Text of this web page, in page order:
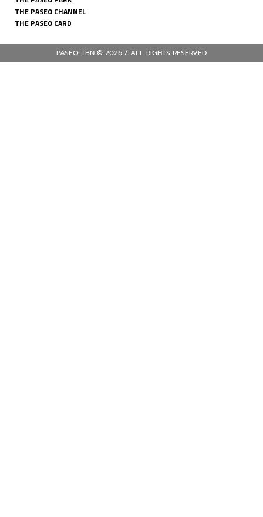
THE PASEO CHANNEL
THE PASEO CARD
PASEO TBN © 2026 / ALL RIGHTS RESERVED